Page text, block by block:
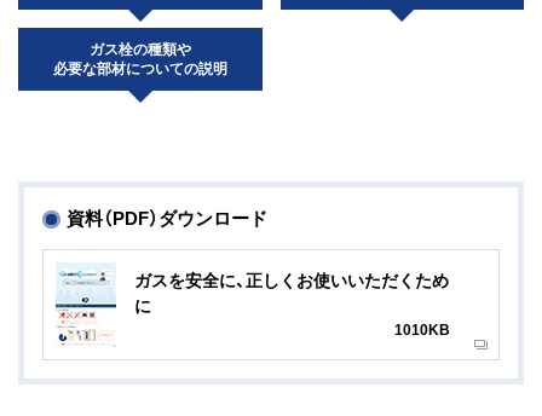
ガス栓の種類や
必要な部材についての説明
資料（PDF）ダウンロード
ガスを安全に、正しくお使いいただくため
に
1010KB